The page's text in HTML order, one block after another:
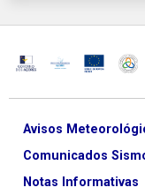
Avisos
Comunicados
Notas Informativas